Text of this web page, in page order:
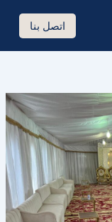
اتصل بنا